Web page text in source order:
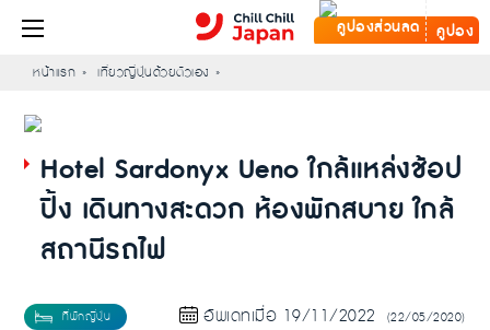
คูปอง
หน้าแรก เที่ยวญี่ปุ่นด้วยตัวเอง
Hotel Sardonyx Ueno ใกล้แหล่งช้อป
ปิ้ง เดินทางสะดวก ห้องพักสบาย ใกล้
สถานีรถไฟ
อัพเดทเมื่อ 19/11/2022 (22/05/2020)